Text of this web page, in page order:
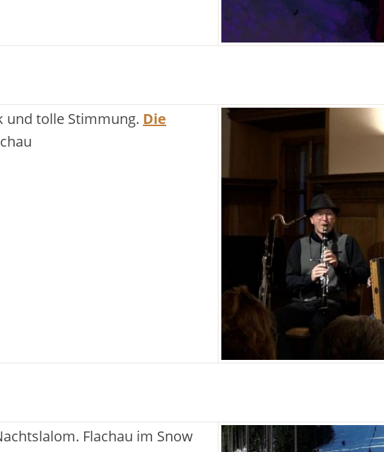
und tolle Stimmung. Die
Flachau im Snow